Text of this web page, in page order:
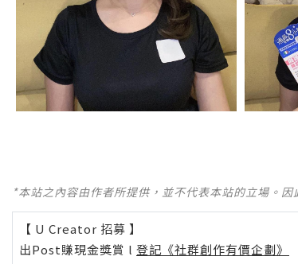
*本站之內容由作者所提供，並不代表本站的立場。
【 U Creator 招募 】
出Post賺現金獎賞 l 登記《社群創作有價企劃》